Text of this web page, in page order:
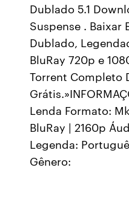
Dublado 5.1
Suspense . Baixar
Dublado,
BluRay 720p e
Torrent Completo
Lenda Formato:
BluRay | 2160p
Legenda:
Gênero: